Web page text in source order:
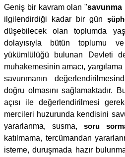
Geniş bir kavram olan "savunma
ilgilendirdiği kadar bir gün
düşebilecek olan toplumda
dolayısıyla bütün toplumu
yükümlülüğü bulunan Devleti
muhakemesinin amacı,
savunmanın
doğru olmasını sağlamaktadır.
açısı ile değerlendirilmesi
mercileri huzurunda kendisini
yararlanma, susma, soru
katılmama, tercümandan
isteme, duruşmada hazır